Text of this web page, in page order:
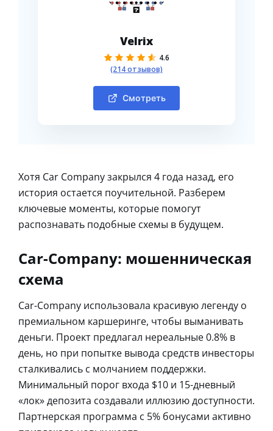
Velrix
4.6
(214 отзывов)
Смотреть
Хотя Car Company закрылся 4 года назад, его
история остается поучительной. Разберем
ключевые моменты, которые помогут
распознавать подобные схемы в будущем.
Car-Company: мошенническая
схема
Car-Company использовала красивую легенду о
премиальном каршеринге, чтобы выманивать
деньги. Проект предлагал нереальные 0.8% в
день, но при попытке вывода средств инвесторы
сталкивались с молчанием поддержки.
Минимальный порог входа $10 и 15-дневный
«лок» депозита создавали иллюзию доступности.
Партнерская программа с 5% бонусами активно